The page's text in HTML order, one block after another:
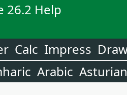
26.2 Help
Calc Impress
Arabic Asturian